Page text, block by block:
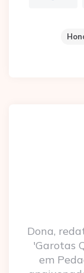
Dona,
'Garotas
em